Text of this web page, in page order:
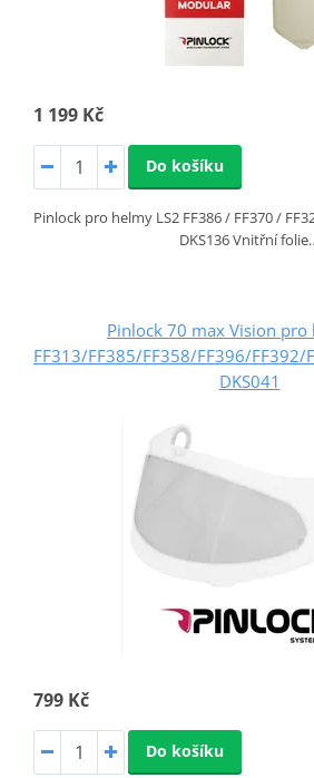
1 199 Kč
Do košíku
Pinlock pro helmy LS2 FF386 / FF370 /
DKS136 Vnitřní
Pinlock 70 max Vision pro
FF313/FF385/FF358/FF396/
DKS041
799 Kč
Do košíku